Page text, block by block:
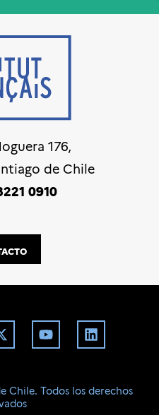
176,
de Chile
0910
Chile. Todos los derechos